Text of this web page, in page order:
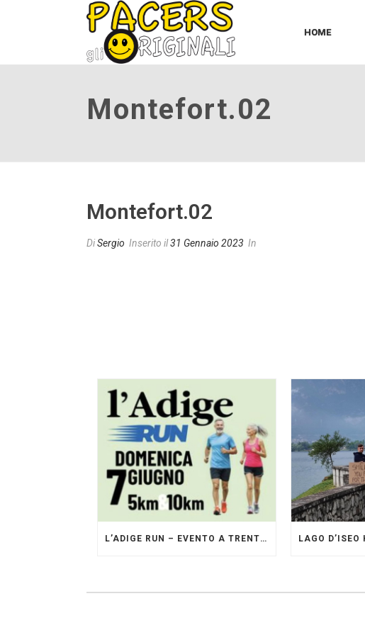
HOME
Montefort.02
Montefort.02
DiSergio Inserito il31 Gennaio 2023 In
L’ADIGE RUN – EVENTO A TRENTO GESTITO DAI PACERS GLI ORIGINALI